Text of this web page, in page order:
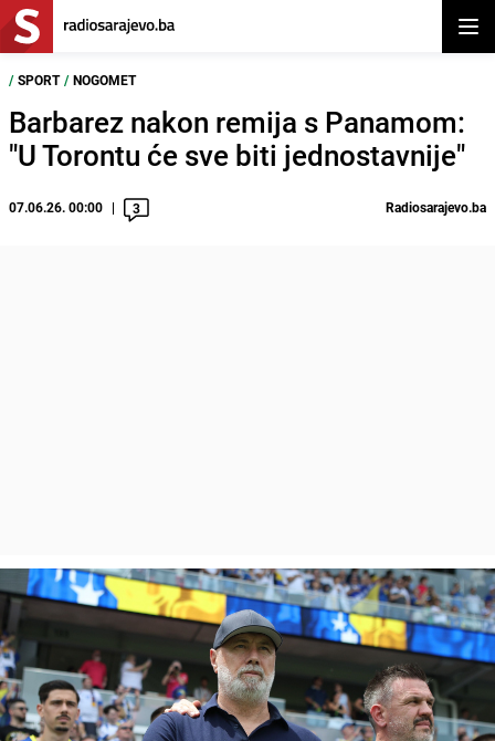
/ SPORT / NOGOMET
Barbarez nakon remija s Panamom:
"U Torontu će sve biti jednostavnije"
07.06.26. 00:00 3 Radiosarajevo.ba